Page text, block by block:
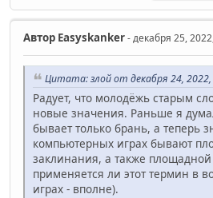
Автор Easyskanker- декабря 25,
Цитата: злой от декабря 24, 2022,
Радует, что молодёжь старым
новые значения. Раньше я
бывает только брань, а теперь
компьютерных играх бывают
заклинания, а также
применяется ли этот термин в
играх - вполне).